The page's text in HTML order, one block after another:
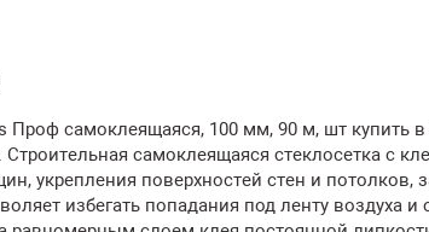
Проф самоклеящаяся, 100 мм, 90 м, шт купить
самоклеящаяся стеклосетка с
укрепления поверхностей стен и
избегать попадания под ленту воздуха